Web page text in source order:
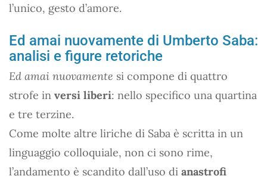
l’unico, gesto d’amore.
Ed amai nuovamente di Umberto Saba:
analisi e figure retoriche
Ed amai nuovamente si compone di quattro
strofe in versi liberi: nello specifico una quartina
e tre terzine.
Come molte altre liriche di Saba è scritta in un
linguaggio colloquiale, non ci sono rime,
l’andamento è scandito dall’uso di anastrofi